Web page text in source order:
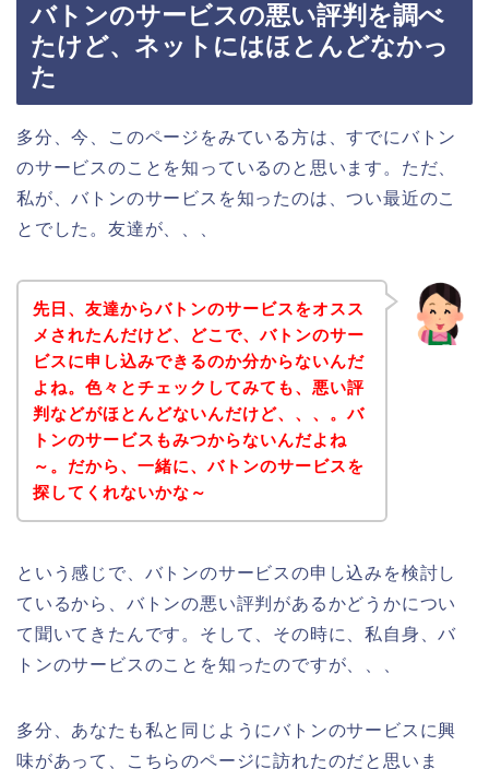
バトンのサービスの悪い評判を調べ
たけど、ネットにはほとんどなかっ
た
多分、今、このページをみている方は、すでにバトン
のサービスのことを知っているのと思います。ただ、
私が、バトンのサービスを知ったのは、つい最近のこ
とでした。友達が、、、
先日、友達からバトンのサービスをオスス
メされたんだけど、どこで、バトンのサー
ビスに申し込みできるのか分からないんだ
よね。色々とチェックしてみても、悪い評
判などがほとんどないんだけど、、、。バ
トンのサービスもみつからないんだよね
～。だから、一緒に、バトンのサービスを
探してくれないかな～
という感じで、バトンのサービスの申し込みを検討し
ているから、バトンの悪い評判があるかどうかについ
て聞いてきたんです。そして、その時に、私自身、バ
トンのサービスのことを知ったのですが、、、
多分、あなたも私と同じようにバトンのサービスに興
味があって、こちらのページに訪れたのだと思いま